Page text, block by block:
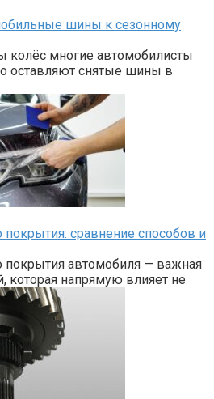
шины к сезонному
колёс многие автомобилисты
оставляют снятые шины в
покрытия: сравнение способов и
покрытия автомобиля — важная
которая напрямую влияет не